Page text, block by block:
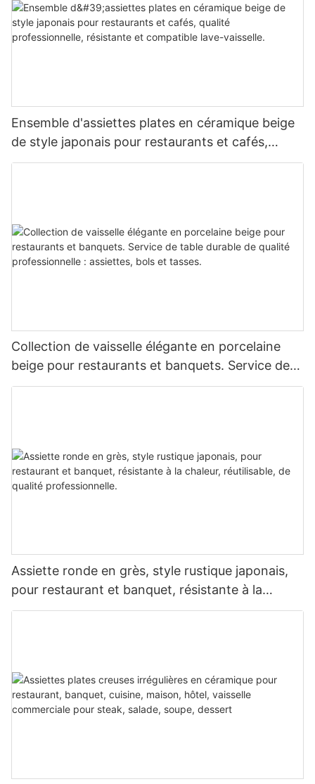
Ensemble d'assiettes plates en céramique beige
de style japonais pour restaurants et cafés,
qualité professionnelle, résistante et compatible
Collection de vaisselle élégante en porcelaine
beige pour restaurants et banquets. Service de
table durable de qualité professionnelle :
Assiette ronde en grès, style rustique japonais,
pour restaurant et banquet, résistante à la
chaleur, réutilisable, de qualité professionnelle.